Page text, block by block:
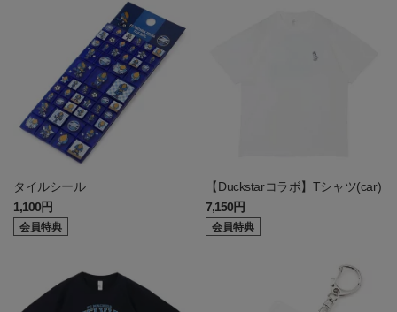
タイルシール
1,100円
会員特典
【Duckstarコラボ】Tシャツ(car)
7,150円
会員特典